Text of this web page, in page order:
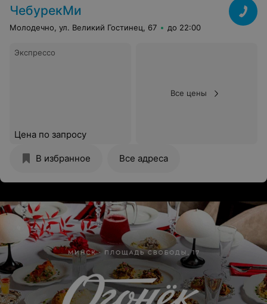
ЧебурекМи
Молодечно, ул. Великий Гостинец, 67 до 22:00
Экспрессо
Цена по запросу
Все цены
В избранное Все адреса